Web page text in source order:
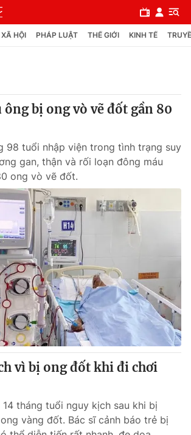
tế
sống
XÃ HỘI PHÁP LUẬT THẾ GIỚI KINH TẾ
ông bị ong vò vẽ đốt gần 80
98 tuổi nhập viện trong tình trạng suy
gan, thận và rối loạn đông máu
ong vò vẽ đốt.
vì bị ong đốt khi đi chơi
14 tháng tuổi nguy kịch sau khi bị
vàng đốt. Bác sĩ cảnh báo trẻ bị